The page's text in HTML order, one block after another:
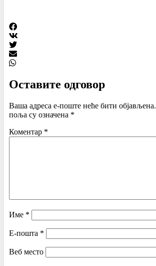
Оставите одговор
Ваша адреса е-поште неће бити објављена.
поља су означена *
Коментар *
Име *
Е-пошта *
Веб место